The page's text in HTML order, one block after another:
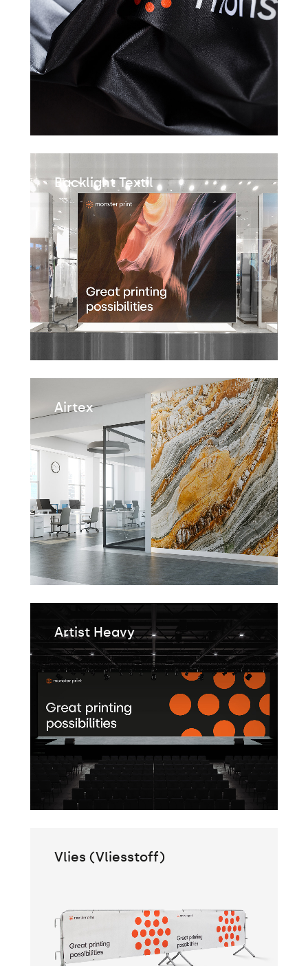
Backlight Textil
Airtex
Artist Heavy
Vlies (Vliesstoff)